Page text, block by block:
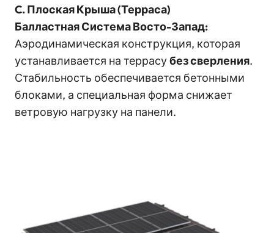
C. Плоская Крыша (Терраса)
Балластная Система Восто-Запад:
Аэродинамическая конструкция, которая
устанавливается на террасубез сверления.
Стабильность обеспечивается бетонными
блоками, а специальная форма снижает
ветровую нагрузку на панели.